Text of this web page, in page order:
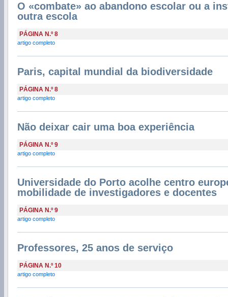
O «combate» ao abandono escolar ou a
outra escola
PÁGINA N.º 8
artigo completo
Paris, capital mundial da biodiversidade
PÁGINA N.º 8
artigo completo
Não deixar cair uma boa experiência
PÁGINA N.º 9
artigo completo
Universidade do Porto acolhe centro
mobilidade de investigadores e docentes
PÁGINA N.º 9
artigo completo
Professores, 25 anos de serviço
PÁGINA N.º 10
artigo completo